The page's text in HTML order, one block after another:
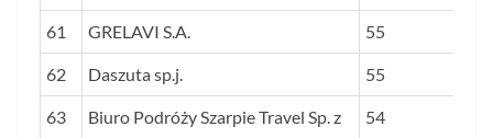
61 GRELAVI S.A. 55
62 Daszuta sp.j. 55
63
Biuro Podróży Szarpie Travel Sp. z
54